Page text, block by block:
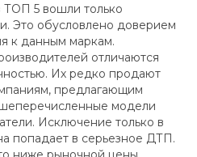
ТОП 5 вошли только
Это обусловлено доверием
к данным маркам.
отличаются
Их редко продают
предлагающим
модели
Исключение только в
попадает в серьезное ДТП.